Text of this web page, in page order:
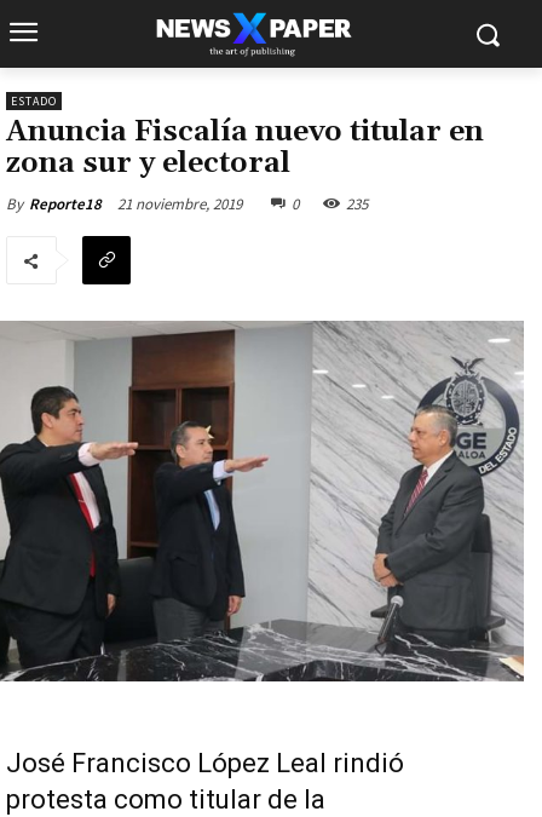
ESTADO
Anuncia Fiscalía nuevo titular en
zona sur y electoral
By Reporte18 21 noviembre, 2019 0 235
José Francisco López Leal rindió
protesta como titular de la